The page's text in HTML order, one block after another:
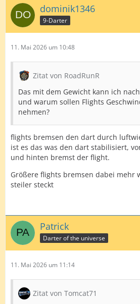
dominik1346
9-Darter
11. Mai 2026 um 10:48
Zitat von RoadRunR
Das mit dem Gewicht kann ich
und warum sollen Flights
nehmen?
flights bremsen den dart durch
ist es das was den dart stabilisiert,
und hinten bremst der flight.
Größere flights bremsen dabei mehr
steiler steckt
Patrick
Darter of the universe
11. Mai 2026 um 11:14
Zitat von Tomcat71